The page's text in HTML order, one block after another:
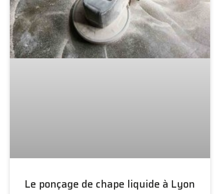
Le ponçage de chape liquide à Lyon